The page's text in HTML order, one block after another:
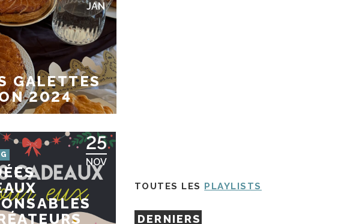
JAN
GALETTES
2024
25
NOV
TOUTES LES PLAYLISTS
DERNIERS